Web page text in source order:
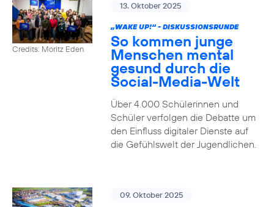
Credits: Moritz Eden
13. Oktober 2025
„WAKE UP!“ - DISKUSSIONSRUNDE
So kommen junge
Menschen mental
gesund durch die
Social-Media-Welt
Über 4.000 Schülerinnen und
Schüler verfolgen die Debatte um
den Einfluss digitaler Dienste auf
die Gefühlswelt der Jugendlichen.
09. Oktober 2025